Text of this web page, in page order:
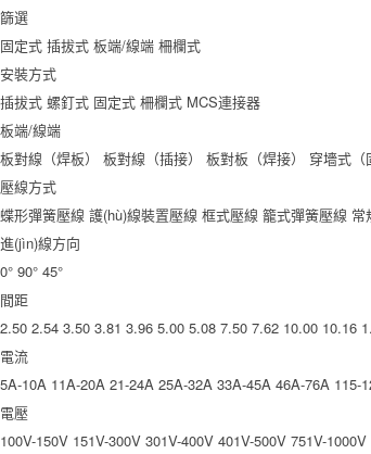
篩選
固定式 插拔式 板端/線端 柵欄式
安裝方式
插拔式 螺釘式 固定式 柵欄式 MCS連接器
板端/線端
板對線（焊板）
板對線（插接） 板對板（焊接） 穿墻式（
壓線方式
蝶形彈簧壓線 護(hù)線裝置壓線 框式壓線 籠式彈簧壓線 常
進(jìn)線方向
0° 90° 45°
間距
2.50 2.54 3.50 3.81 3.96 5.00 5.08 7.50 7.62 10.00 10.16
電流
5A-10A 11A-20A 21-24A 25A-32A 33A-45A 46A-76A 115-
電壓
100V-150V 151V-300V 301V-400V 401V-500V 751V-1000V